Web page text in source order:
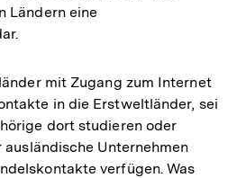
Ländern eine
mit Zugang zum Internet
in die Erstweltländer, sei
dort studieren oder
Unternehmen
verfügen. Was